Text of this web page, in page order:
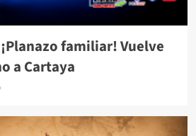
familiar! Vuelve
a Cartaya